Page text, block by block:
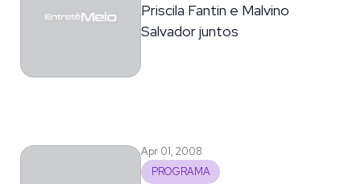
Priscila Fantin e Malvino
Salvador juntos
Apr 01, 2008
PROGRAMA